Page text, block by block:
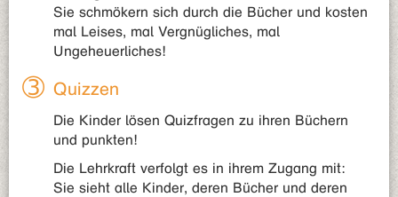
Sie schmökern sich durch die Bücher und kosten
mal Leises, mal Vergnügliches, mal
Ungeheuerliches!
Quizzen
Die Kinder lösen Quizfragen zu ihren Büchern
und punkten!
Die Lehrkraft verfolgt es in ihrem Zugang mit:
Sie sieht alle Kinder, deren Bücher und deren